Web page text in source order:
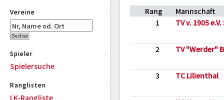
Vereine
Spieler
Spielersuche
Ranglisten
LK-Rangliste
Rang
Mannschaft
1
TV v. 1905
2 TV "Werder"
3 TC Lilienthal